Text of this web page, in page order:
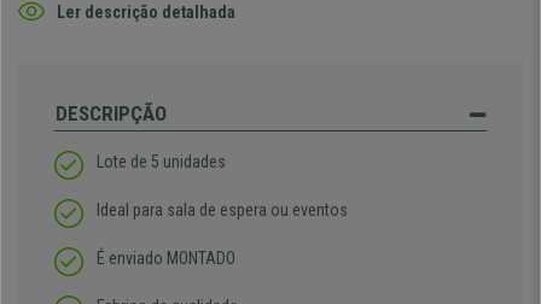
Ler descrição detalhada
DESCRIPÇÃO
Lote de 5 unidades
Ideal para sala de espera ou eventos
É enviado MONTADO